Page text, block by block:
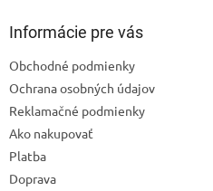
Informácie pre vás
Obchodné podmienky
Ochrana osobných údajov
Reklamačné podmienky
Ako nakupovať
Platba
Doprava